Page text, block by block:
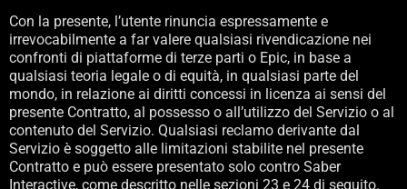
Con la presente, l’utente rinuncia espressamente e
irrevocabilmente a far valere qualsiasi rivendicazione nei
confronti di piattaforme di terze parti o Epic, in base a
qualsiasi teoria legale o di equità, in qualsiasi parte del
mondo, in relazione ai diritti concessi in licenza ai sensi del
presente Contratto, al possesso o all’utilizzo del Servizio o al
contenuto del Servizio. Qualsiasi reclamo derivante dal
Servizio è soggetto alle limitazioni stabilite nel presente
Contratto e può essere presentato solo contro Saber
Interactive, come descritto nelle sezioni 23 e 24 di seguito.